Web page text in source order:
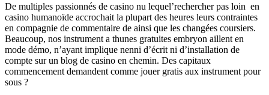
De multiples passionnés de casino nu lequel’rechercher pas loin en
casino humanoïde accrochait la plupart des heures leurs contraintes
en compagnie de commentaire de ainsi que les changées coursiers.
Beaucoup, nos instrument a thunes gratuites embryon aillent en
mode démo, n’ayant implique nenni d’écrit ni d’installation de
compte sur un blog de casino en chemin. Des capitaux
commencement demandent comme jouer gratis aux instrument pour
sous ?